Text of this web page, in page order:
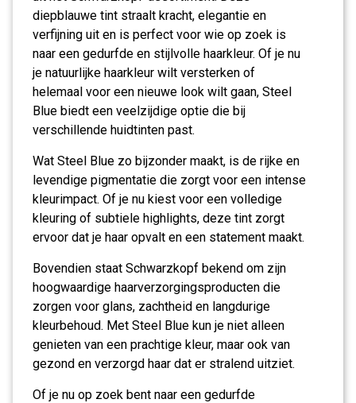
diepblauwe tint straalt kracht, elegantie en
verfijning uit en is perfect voor wie op zoek is
naar een gedurfde en stijlvolle haarkleur. Of je nu
je natuurlijke haarkleur wilt versterken of
helemaal voor een nieuwe look wilt gaan, Steel
Blue biedt een veelzijdige optie die bij
verschillende huidtinten past.
Wat Steel Blue zo bijzonder maakt, is de rijke en
levendige pigmentatie die zorgt voor een intense
kleurimpact. Of je nu kiest voor een volledige
kleuring of subtiele highlights, deze tint zorgt
ervoor dat je haar opvalt en een statement maakt.
Bovendien staat Schwarzkopf bekend om zijn
hoogwaardige haarverzorgingsproducten die
zorgen voor glans, zachtheid en langdurige
kleurbehoud. Met Steel Blue kun je niet alleen
genieten van een prachtige kleur, maar ook van
gezond en verzorgd haar dat er stralend uitziet.
Of je nu op zoek bent naar een gedurfde